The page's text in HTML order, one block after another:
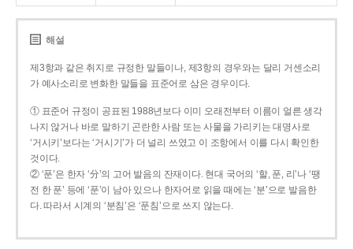
해설
제3항과 같은 취지로 규정한 말들이나, 제3항의 경우와는 달리 거센소리
가 예사소리로 변화한 말들을 표준어로 삼은 경우이다.
① 표준어 규정이 공표된 1988년보다 이미 오래전부터 이름이 얼른 생각
나지 않거나 바로 말하기 곤란한 사람 또는 사물을 가리키는 대명사로
‘거시키’보다는 ‘거시기’가 더 널리 쓰였고 이 조항에서 이를 다시 확인한
것이다.
② ‘푼’은 한자 ‘分’의 고어 발음의 잔재이다. 현대 국어의 ‘할, 푼, 리’나 ‘땡
전 한 푼’ 등에 ‘푼’이 남아 있으나 한자어로 읽을 때에는 ‘분’으로 발음한
다. 따라서 시계의 ‘분침’은 ‘푼침’으로 쓰지 않는다.